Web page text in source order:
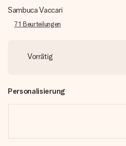
Sambuca Vaccari
71 Beurteilungen
Vorrätig
Personalisierung